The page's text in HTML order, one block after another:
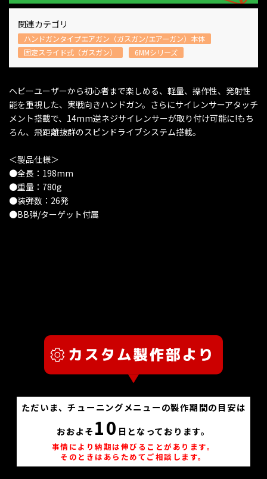
関連カテゴリ
ハンドガンタイプエアガン（ガスガン/エアーガン）本体
固定スライド式（ガスガン）
6MMシリーズ
ヘビーユーザーから初心者まで楽しめる、軽量、操作性、発射性
能を重視した、実戦向きハンドガン。さらにサイレンサーアタッチ
メント搭載で、14mm逆ネジサイレンサーが取り付け可能に!もち
ろん、飛距離抜群のスピンドライブシステム搭載。
＜製品仕様＞
●全長：198mm
●重量：780g
●装弾数：26発
●BB弾/ターゲット付属
ただいま、チューニングメニューの製作期間の目安は
おおよそ 10 日となっております。
事情により納期は伸びることがあります。
そのときはあらためてご相談します。